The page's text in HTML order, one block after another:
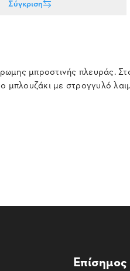
Σύγκριση
μπροστινής πλευράς.
με στρογγυλό